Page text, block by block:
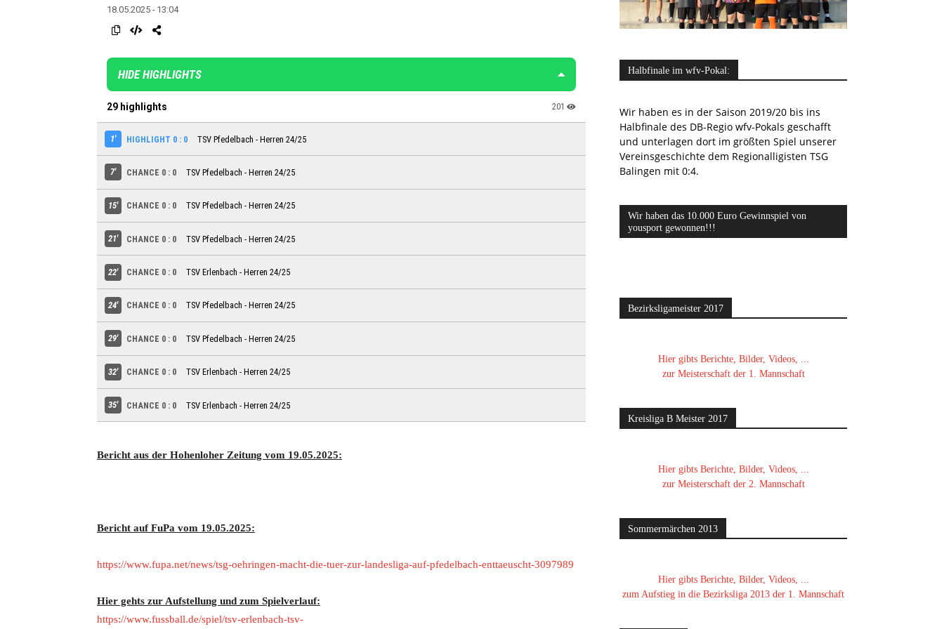
Bericht aus der Hohenloher Zeitung vom 19.05.2025:
Bericht auf FuPa vom 19.05.2025:
https://www.fupa.net/news/tsg-oehringen-macht-die-tuer-zur-landesliga-auf-pfedelbach-enttaeuscht-3097989
Hier gehts zur Aufstellung und zum Spielverlauf:
https://www.fussball.de/spiel/tsv-erlenbach-tsv-
Halbfinale im wfv-Pokal:
Wir haben es in der Saison 2019/20 bis ins
Halbfinale des DB-Regio wfv-Pokals geschafft
und unterlagen dort im größten Spiel unserer
Vereinsgeschichte dem Regionalligisten TSG
Balingen mit 0:4.
Wir haben das 10.000 Euro Gewinnspiel von
yousport gewonnen!!!
Bezirksligameister 2017
Hier gibts Berichte, Bilder, Videos, ...
zur Meisterschaft der 1. Mannschaft
Kreisliga B Meister 2017
Hier gibts Berichte, Bilder, Videos, ...
zur Meisterschaft der 2. Mannschaft
Sommermärchen 2013
Hier gibts Berichte, Bilder, Videos, ...
zum Aufstieg in die Bezirksliga 2013 der 1. Mannschaft